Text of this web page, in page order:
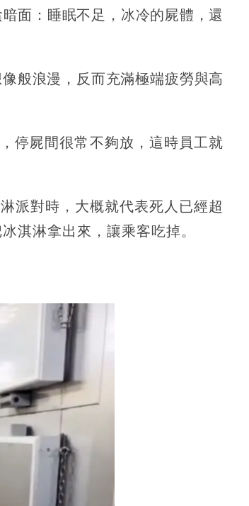
面： 睡眠不足，冰冷的屍體，還
般浪漫，反而充滿極端疲勞與高
停屍間很常不夠放，這時員工就
派對時，大概就代表死人已經超
淇淋拿出來，讓乘客吃掉。